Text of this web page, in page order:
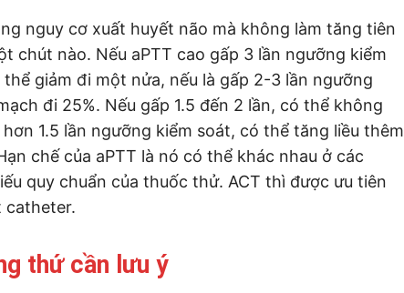
nguy cơ xuất huyết não mà không làm tăng tiên
chút nào. Nếu aPTT cao gấp 3 lần ngưỡng kiểm
giảm đi một nửa, nếu là gấp 2-3 lần ngưỡng
đi 25%. Nếu gấp 1.5 đến 2 lần, có thể không
1.5 lần ngưỡng kiểm soát, có thể tăng liều thêm
chế của aPTT là nó có thể khác nhau ở các
quy chuẩn của thuốc thử. ACT thì được ưu tiên
catheter.
thứ cần lưu ý